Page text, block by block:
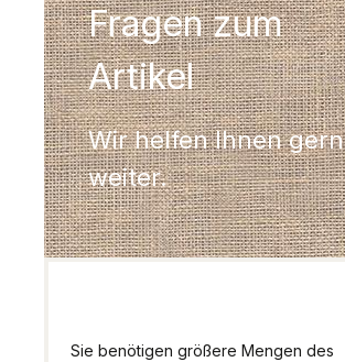
Fragen zum
Artikel
Wir helfen Ihnen gern
weiter.
Sie benötigen größere Mengen des